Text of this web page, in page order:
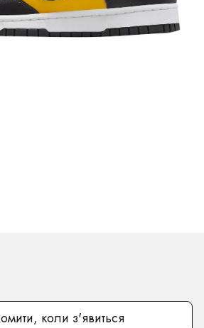
коли з'явиться